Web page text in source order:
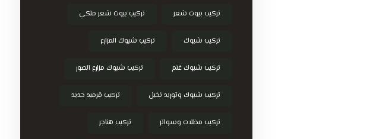
تركيب بيوت شعر تركيب بيوت شعر ملكي
تركيب شبوك تركيب شبوك المزارع
تركيب شبوك غنم تركيب شبوك مزارع الصور
تركيب شبوك وتوريد نخيل تركيب قرميد حديد
تركيب مظلات وسواتر تركيب هناجر